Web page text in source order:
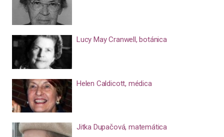
Lucy May Cranwell, botánica
Helen Caldicott, médica
Jitka Dupačová, matemática